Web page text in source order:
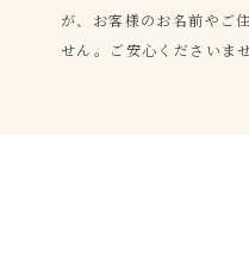
が、お客様のお名前やご
せん。ご安心くださいませ